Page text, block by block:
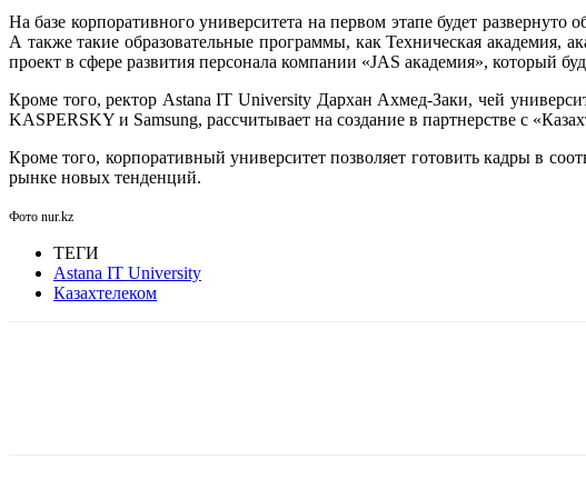
На базе корпоративного университета на первом этапе будет
А также такие образовательные программы, как Техническая академия,
проект в сфере развития персонала компании «JAS академия», который
Кроме того, ректор Astana IT University Дархан Ахмед-Заки, чей
KASPERSKY и Samsung, рассчитывает на создание в партнерстве с
Кроме того, корпоративный университет позволяет готовить кадры в
рынке новых тенденций.
Фото nur.kz
ТЕГИ
Astana IT University
Казахтелеком